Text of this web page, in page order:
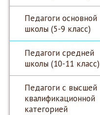
Педагоги основной
школы (5-9 класс)
Педагоги средней
школы (10-11 класс)
Педагоги с высшей
квалификационной
категорией